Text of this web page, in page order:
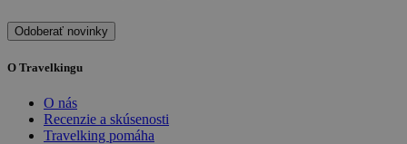
Odoberať novinky
O Travelkingu
O nás
Recenzie a skúsenosti
Travelking pomáha